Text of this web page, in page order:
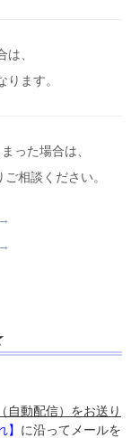
、
ます。
った場合は、
相談ください。
自動配信）をお送り
】 に沿ってメールを